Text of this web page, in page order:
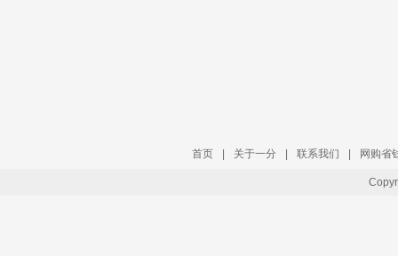
首页 关于一分 联系我们 网购省